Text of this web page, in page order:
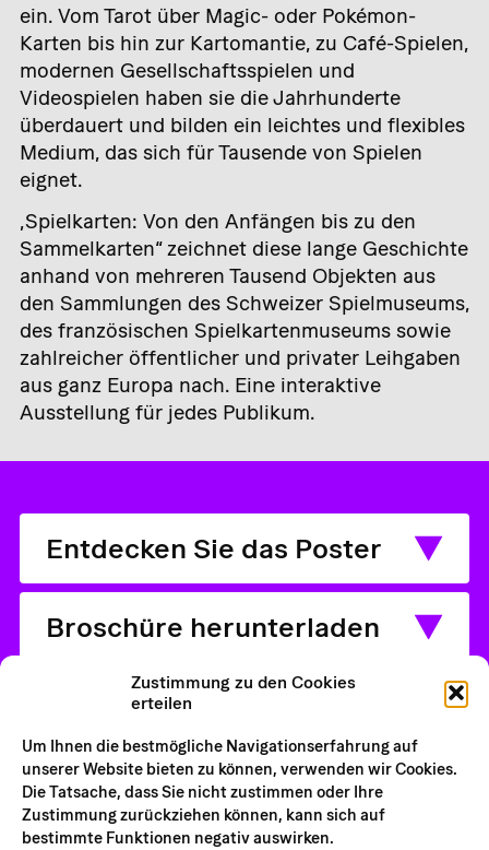
Zustimmung zu den Cookies
erteilen
Um Ihnen die bestmögliche Navigationserfahrung auf
unserer Website bieten zu können, verwenden wir Cookies.
Die Tatsache, dass Sie nicht zustimmen oder Ihre
Zustimmung zurückziehen können, kann sich auf
bestimmte Funktionen negativ auswirken.
ein. Vom Tarot über Magic- oder Pokémon-
Karten bis hin zur Kartomantie, zu Café-Spielen,
modernen Gesellschaftsspielen und
Videospielen haben sie die Jahrhunderte
überdauert und bilden ein leichtes und flexibles
Medium, das sich für Tausende von Spielen
eignet.
„Spielkarten: Von den Anfängen bis zu den
Sammelkarten“ zeichnet diese lange Geschichte
anhand von mehreren Tausend Objekten aus
den Sammlungen des Schweizer Spielmuseums,
des französischen Spielkartenmuseums sowie
zahlreicher öffentlicher und privater Leihgaben
aus ganz Europa nach. Eine interaktive
Ausstellung für jedes Publikum.
Entdecken Sie das Poster
Broschüre herunterladen
Schulische Aktivitäten
Pädagogisches Dossier